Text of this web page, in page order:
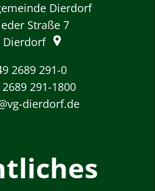
Dierdorf
Straße 7
Dierdorf
2689 291-0
291-1800
dierdorf.de